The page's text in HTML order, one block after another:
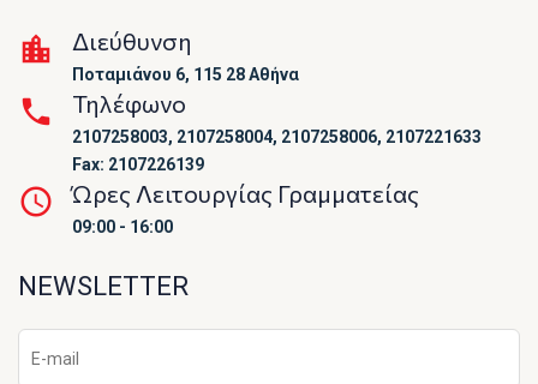
Διεύθυνση
Ποταμιάνου 6, 115 28 Αθήνα
Τηλέφωνο
2107258003, 2107258004, 2107258006, 2107221633
Fax: 2107226139
Ώρες Λειτουργίας Γραμματείας
09:00 - 16:00
NEWSLETTER